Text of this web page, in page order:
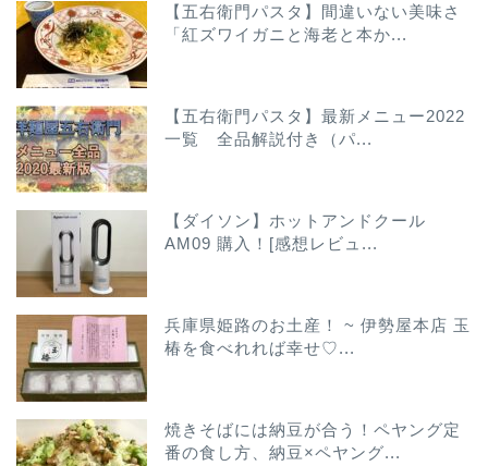
【五右衛門パスタ】間違いない美味さ
「紅ズワイガニと海老と本か...
【五右衛門パスタ】最新メニュー2022
一覧 全品解説付き（パ...
【ダイソン】ホットアンドクール
AM09 購入！[感想レビュ...
兵庫県姫路のお土産！ ~ 伊勢屋本店 玉
椿を食べれれば幸せ♡...
焼きそばには納豆が合う！ペヤング定
番の食し方、納豆×ペヤング...